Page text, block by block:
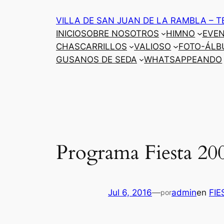
VILLA DE SAN JUAN DE LA RAMBLA –
INICIOSOBRE NOSOTROS HIMNO
CHASCARRILLOS
VALIOSO
FOTO-
GUSANOS DE SEDA
WHATSAPPEANDO
Programa Fiesta
Jul 6, 2016—poradminen